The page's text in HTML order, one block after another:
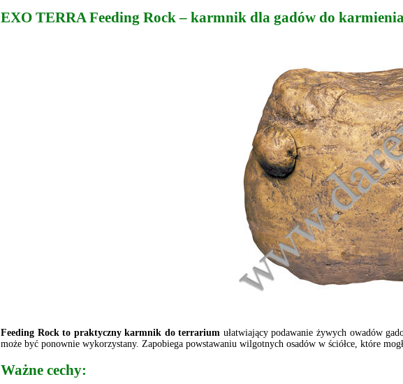
EXO TERRA Feeding Rock – karmnik dla gadów do
Feeding Rock to praktyczny karmnik do terrarium ułatwiający podawanie żywych owadów
może być ponownie wykorzystany. Zapobiega powstawaniu wilgotnych osadów w ściółce, które
Ważne cechy: